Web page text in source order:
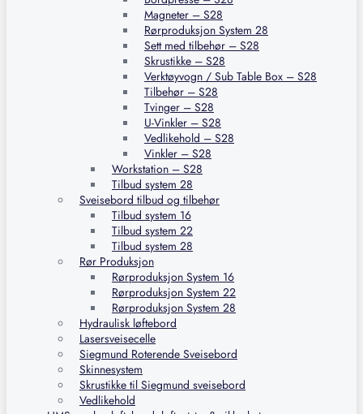
Magneter – S28
Rørproduksjon System 28
Sett med tilbehør – S28
Skrustikke – S28
Verktøyvogn / Sub Table Box – S28
Tilbehør – S28
Tvinger – S28
U-Vinkler – S28
Vedlikehold – S28
Vinkler – S28
Workstation – S28
Tilbud system 28
Sveisebord tilbud og tilbehør
Tilbud system 16
Tilbud system 22
Tilbud system 28
Rør Produksjon
Rørproduksjon System 16
Rørproduksjon System 22
Rørproduksjon System 28
Hydraulisk løftebord
Lasersveisecelle
Siegmund Roterende Sveisebord
Skinnesystem
Skrustikke til Siegmund sveisebord
Vedlikehold